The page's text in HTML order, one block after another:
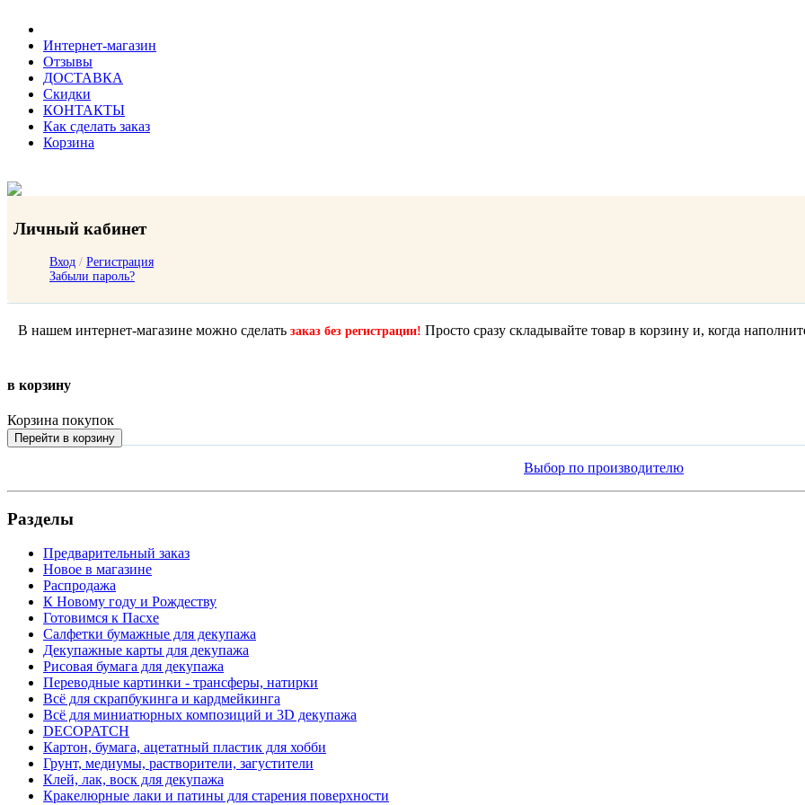
Интернет-магазин
Отзывы
ДОСТАВКА
Скидки
КОНТАКТЫ
Как сделать заказ
Корзина
Личный кабинет
Вход / Регистрация
Забыли пароль?
В нашем интернет-магазине можно сделать заказ без регистрации! Просто сразу складывайте товар в корзину и, когда
в корзину
Корзина покупок
Перейти в корзину
Выбор по производителю
Разделы
Предварительный заказ
Новое в магазине
Распродажа
К Новому году и Рождеству
Готовимся к Пасхе
Салфетки бумажные для декупажа
Декупажные карты для декупажа
Рисовая бумага для декупажа
Переводные картинки - трансферы, натирки
Всё для скрапбукинга и кардмейкинга
Всё для миниатюрных композиций и 3D декупажа
DECOPATCH
Картон, бумага, ацетатный пластик для хобби
Грунт, медиумы, растворители, загустители
Клей, лак, воск для декупажа
Кракелюрные лаки и патины для старения поверхности